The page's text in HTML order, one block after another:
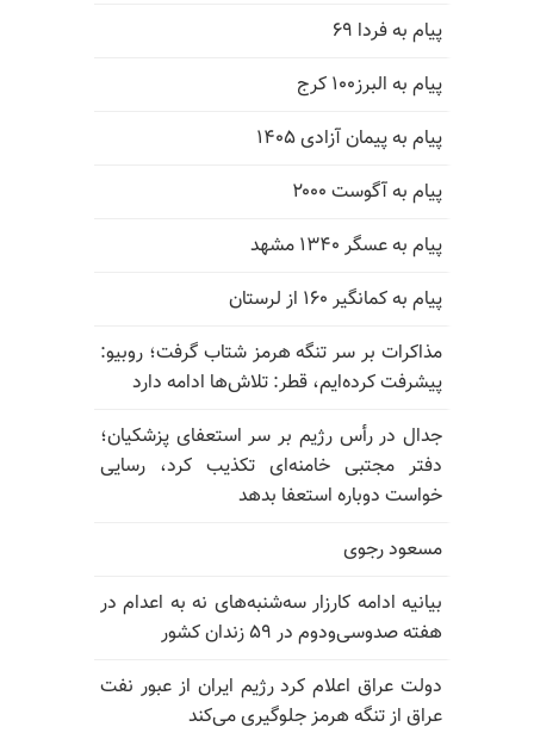
پیام به فردا ۶۹
پیام به البرز۱۰۰ کرج
پیام به پیمان آزادی ۱۴۰۵
پیام به آگوست ۲۰۰۰
پیام به عسگر ۱۳۴۰ مشهد
پیام به کمانگیر ۱۶۰ از لرستان
مذاکرات بر سر تنگه هرمز شتاب گرفت؛ روبیو:
پیشرفت کرده‌ایم، قطر: تلاش‌ها ادامه دارد
جدال در رأس رژیم بر سر استعفای پزشکیان؛
دفتر مجتبی خامنه‌ای تکذیب کرد، رسایی
خواست دوباره استعفا بدهد
مسعود رجوی
بیانیه ادامه کارزار سه‌شنبه‌های نه به اعدام در
هفته صدوسی‌و‌دوم در ۵۹ زندان کشور
دولت عراق اعلام کرد رژیم ایران از عبور نفت
عراق از تنگه هرمز جلوگیری می‌کند